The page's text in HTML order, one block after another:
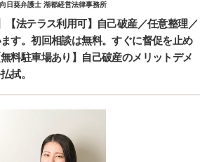
日葵弁護士 湖都経営法律事務所
【法テラス利用可】自己破産／任意整理／
す。初回相談は無料。すぐに督促を止め
料駐車場あり】自己破産のメリットデメ
拭。